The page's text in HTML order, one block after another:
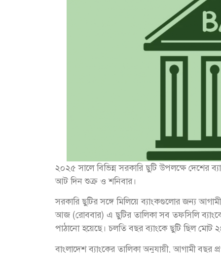
২০২৫ সালে বিভিন্ন সরকারি ছুটি উপলক্ষে দেশের
আট দিন শুক্র ও শনিবার।
সরকারি ছুটির সঙ্গে মিলিয়ে ব্যাংকগুলোর জন্য
আজ (রোববার) এ ছুটির তালিকা সব তফসিলি ব্যাংকের
পাঠানো হয়েছে। চলতি বছর ব্যাংকে ছুটি ছিল মোট
বাংলাদেশ ব্যাংকের তালিকা অনুযায়ী, আগামী বছর